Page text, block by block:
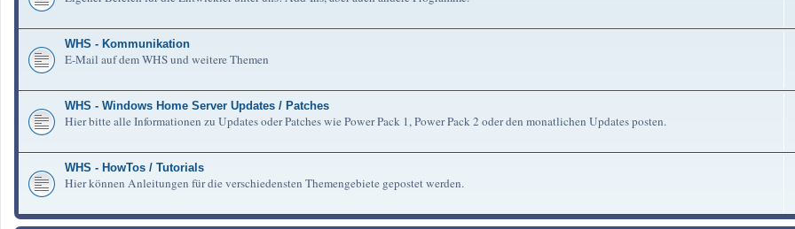
WHS - Kommunikation
E-Mail auf dem WHS und weitere Themen
WHS - Windows Home Server Updates / Patches
Hier bitte alle Informationen zu Updates oder Patches wie Power Pack 1, Power Pack 2 oder den monatlichen Updates posten.
WHS - HowTos / Tutorials
Hier können Anleitungen für die verschiedensten Themengebiete gepostet werden.